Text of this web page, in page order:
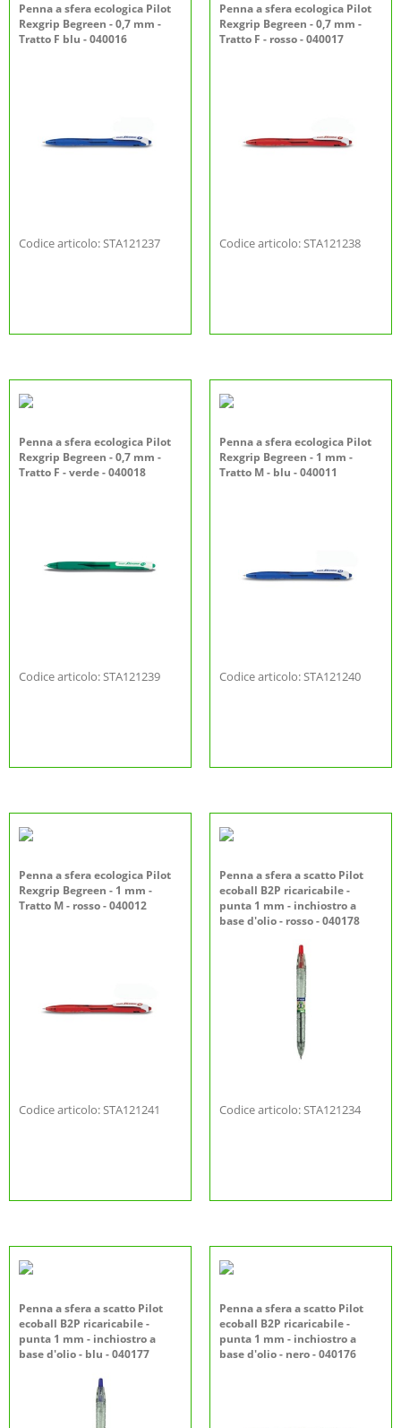
Penna a sfera ecologica Pilot
Rexgrip Begreen - 0,7 mm -
Tratto F blu - 040016
Codice articolo: STA121237
Penna a sfera ecologica Pilot
Rexgrip Begreen - 0,7 mm -
Tratto F - rosso - 040017
Codice articolo: STA121238
Penna a sfera ecologica Pilot
Rexgrip Begreen - 0,7 mm -
Tratto F - verde - 040018
Codice articolo: STA121239
Penna a sfera ecologica Pilot
Rexgrip Begreen - 1 mm -
Tratto M - blu - 040011
Codice articolo: STA121240
Penna a sfera ecologica Pilot
Rexgrip Begreen - 1 mm -
Tratto M - rosso - 040012
Codice articolo: STA121241
Penna a sfera a scatto Pilot
ecoball B2P ricaricabile -
punta 1 mm - inchiostro a
base d'olio - rosso - 040178
Codice articolo: STA121234
Penna a sfera a scatto Pilot
ecoball B2P ricaricabile -
punta 1 mm - inchiostro a
base d'olio - blu - 040177
Penna a sfera a scatto Pilot
ecoball B2P ricaricabile -
punta 1 mm - inchiostro a
base d'olio - nero - 040176